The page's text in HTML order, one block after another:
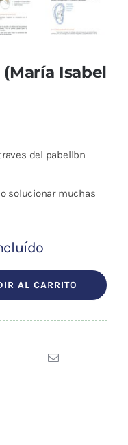
(María Isabel
del pabellbn
solucionar muchas
AL CARRITO